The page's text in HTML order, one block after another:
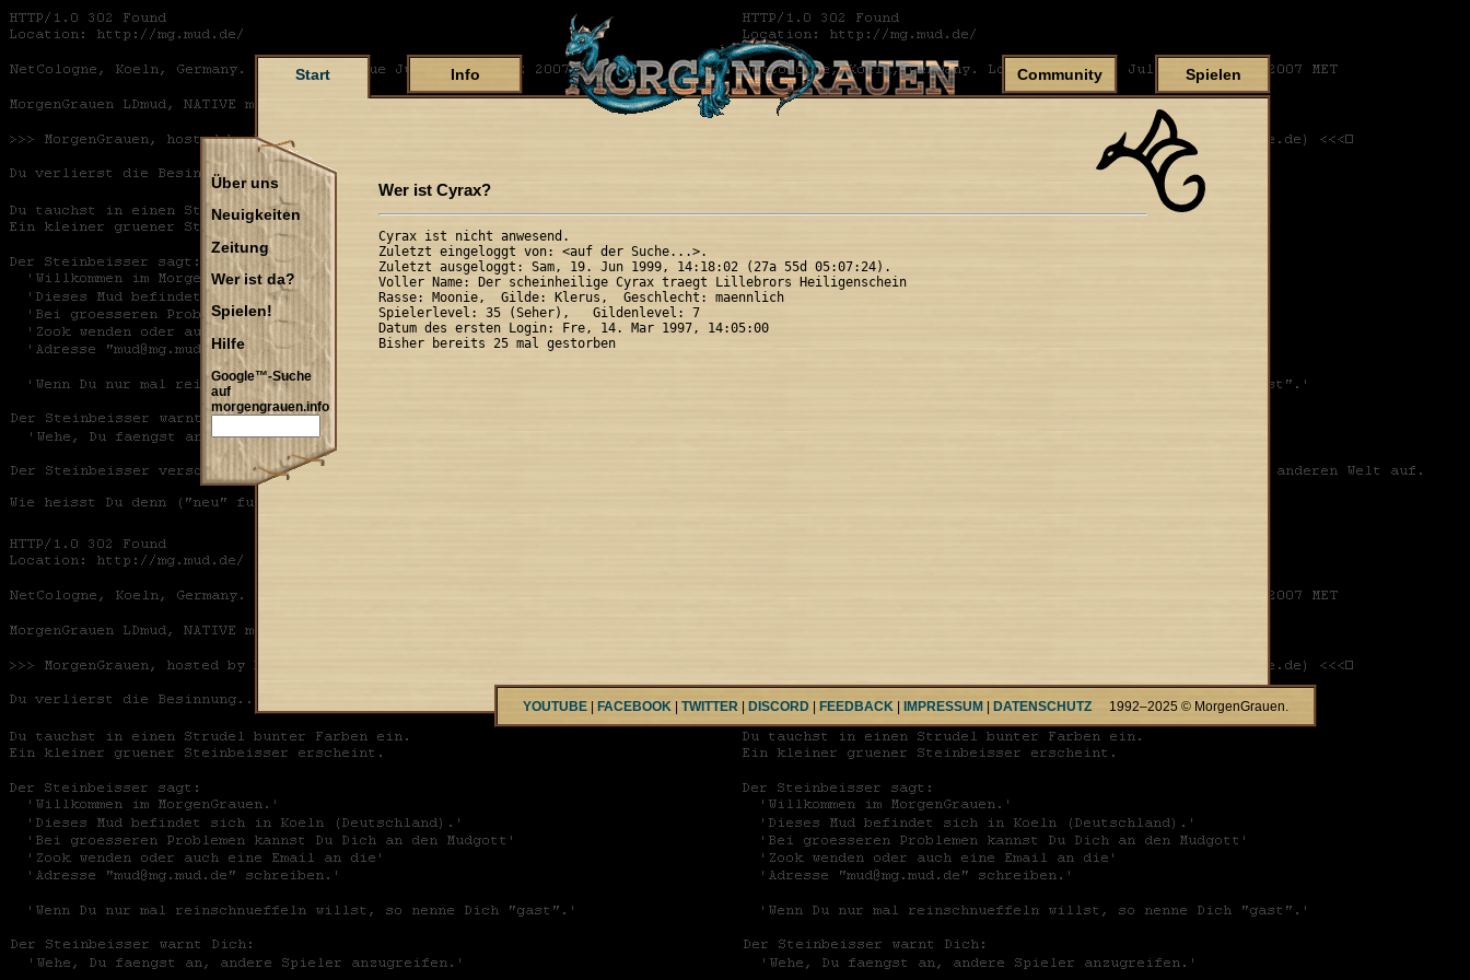
Start Info Community Spielen
Über uns
Neuigkeiten
Zeitung
Wer ist da?
Spielen!
Hilfe
Google™-Suche
auf
morgengrauen.info
Wer ist Cyrax?
Cyrax ist nicht anwesend.
Zuletzt eingeloggt von: <auf der Suche...>.
Zuletzt ausgeloggt: Sam, 19. Jun 1999, 14:18:02 (27a 55d 05:07:24).
Voller Name: Der scheinheilige Cyrax traegt Lillebrors Heiligenschein
Rasse: Moonie,  Gilde: Klerus,  Geschlecht: maennlich
Spielerlevel: 35 (Seher),   Gildenlevel: 7
Datum des ersten Login: Fre, 14. Mar 1997, 14:05:00
YOUTUBE FACEBOOK TWITTER DISCORD FEEDBACK IMPRESSUM DATENSCHUTZ 1992–2025 © MorgenGrauen.